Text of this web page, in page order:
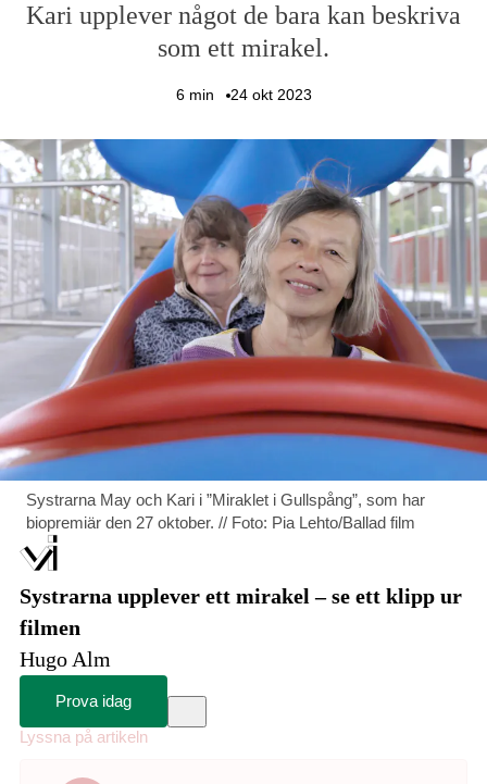
Kari upplever något de bara kan beskriva
som ett mirakel.
6min 24 okt 2023
Systrarna May och Kari i ”Miraklet i Gullspång”, som har
biopremiär den 27 oktober. // Foto: Pia Lehto/Ballad film
Systrarna upplever ett mirakel – se ett klipp ur
filmen
Hugo Alm
Prova idag
Lyssna på artikeln